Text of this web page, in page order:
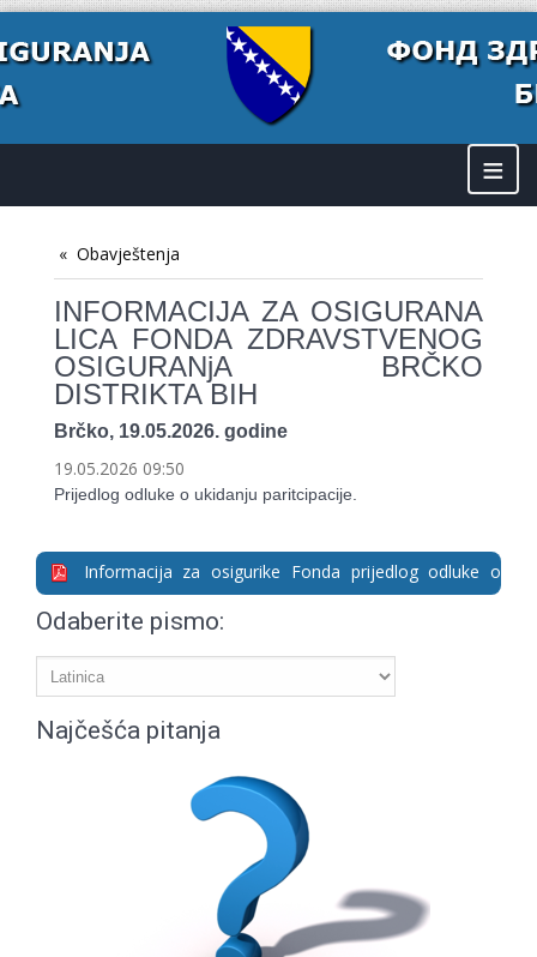
≡
Obavještenja
INFORMACIJA ZA OSIGURANA
LICA FONDA ZDRAVSTVENOG
OSIGURANjA BRČKO
DISTRIKTA BIH
Brčko, 19.05.2026. godine
19.05.2026 09:50
Prijedlog odluke o ukidanju paritcipacije.
Informacija za osigurike Fonda prijedlog odluke o
Odaberite pismo:
Najčešća pitanja